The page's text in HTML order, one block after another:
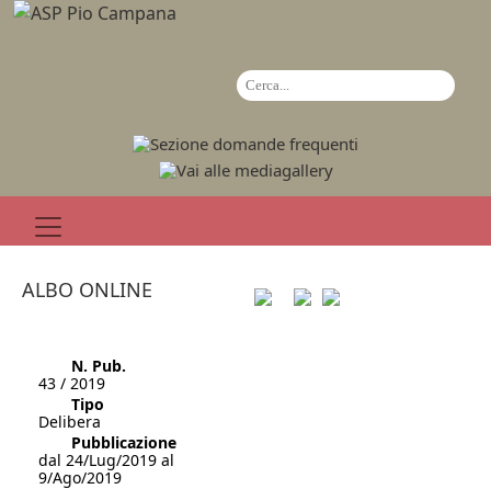
ALBO ONLINE
N. Pub.
43 / 2019
Tipo
Delibera
Pubblicazione
dal 24/Lug/2019 al
9/Ago/2019